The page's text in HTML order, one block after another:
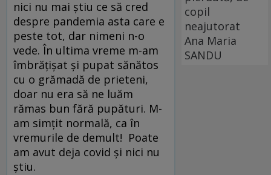
nici nu mai știu ce să cred
despre pandemia asta care e
peste tot, dar nimeni n-o
vede. În ultima vreme m-am
îmbrățișat și pupat sănătos
cu o grămadă de prieteni,
doar nu era să ne luăm
rămas bun fără pupături. M-
am simțit normală, ca în
vremurile de demult! Poate
am avut deja covid și nici nu
știu.
copil
neajutorat
Ana Maria
SANDU